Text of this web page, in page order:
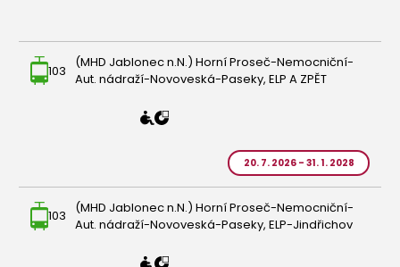
103
(MHD Jablonec n.N.) Horní Proseč-Nemocniční-
Aut. nádraží-Novoveská-Paseky, ELP A ZPĚT
20. 7. 2026 - 31. 1. 2028
103
(MHD Jablonec n.N.) Horní Proseč-Nemocniční-
Aut. nádraží-Novoveská-Paseky, ELP-Jindřichov